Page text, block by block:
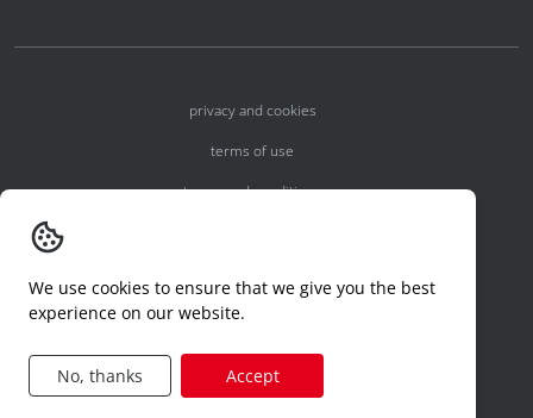
privacy and cookies
terms of use
terms and conditions
code of conduct
privacy rights request
We use cookies to ensure that we give you the best
experience on our website.
No, thanks Accept